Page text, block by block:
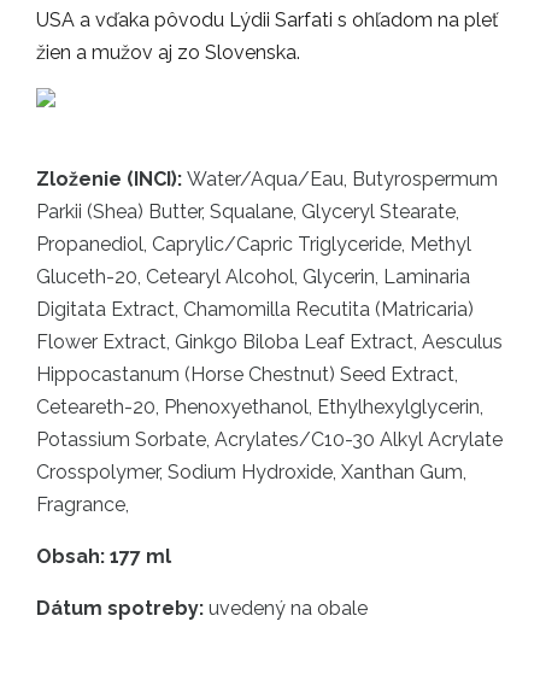
USA a vďaka pôvodu Lýdii Sarfati s ohľadom na pleť
žien a mužov aj zo Slovenska.
Zloženie (INCI): Water/Aqua/Eau, Butyrospermum
Parkii (Shea) Butter, Squalane, Glyceryl Stearate,
Propanediol, Caprylic/Capric Triglyceride, Methyl
Gluceth-20, Cetearyl Alcohol, Glycerin, Laminaria
Digitata Extract, Chamomilla Recutita (Matricaria)
Flower Extract, Ginkgo Biloba Leaf Extract, Aesculus
Hippocastanum (Horse Chestnut) Seed Extract,
Ceteareth-20, Phenoxyethanol, Ethylhexylglycerin,
Potassium Sorbate, Acrylates/C10-30 Alkyl Acrylate
Crosspolymer, Sodium Hydroxide, Xanthan Gum,
Fragrance,
Obsah: 177 ml
Dátum spotreby: uvedený na obale